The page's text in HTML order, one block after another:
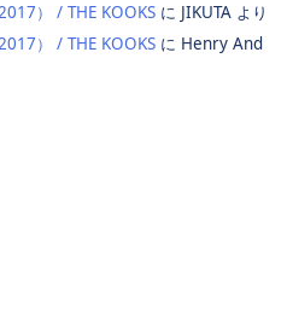
） / THE KOOKS に JIKUTA より
） / THE KOOKS に Henry And